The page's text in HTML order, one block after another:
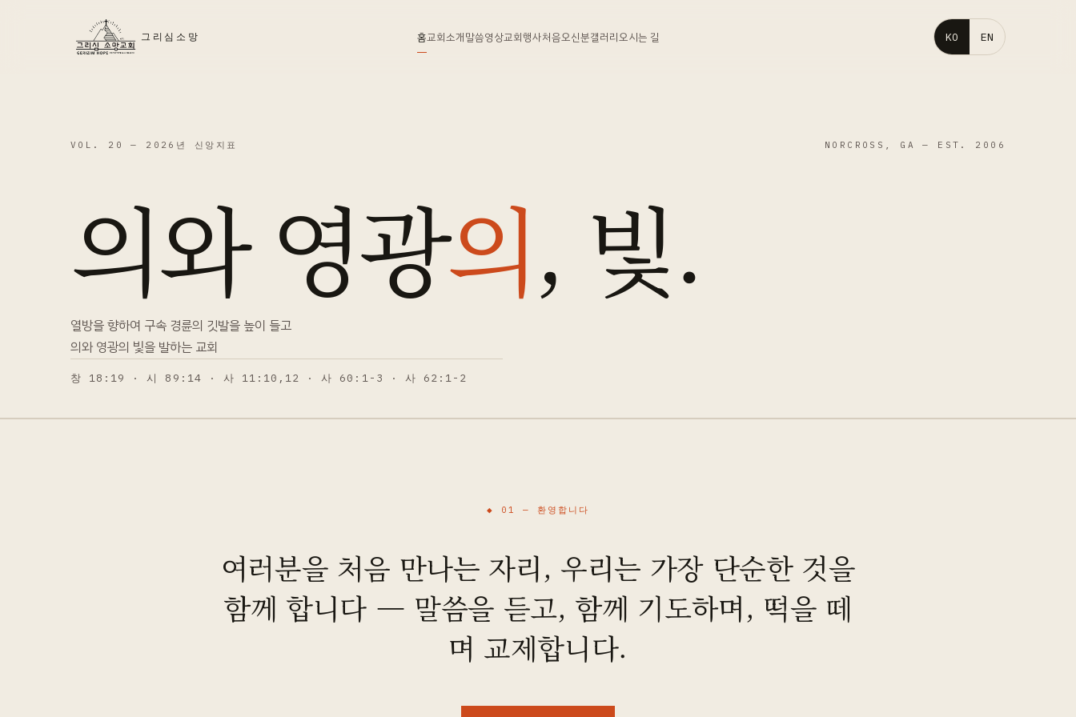
그리심소망 홈교회소개말씀영상교회행사처음오신분갤러리오시는 길 KO EN
VOL. 20 — 2026년 신앙지표 NORCROSS, GA — EST. 2006
의와 영광의, 빛.
열방을 향하여 구속 경륜의 깃발을 높이 들고
의와 영광의 빛을 발하는 교회
창 18:19 · 시 89:14 · 사 11:10,12 · 사 60:1-3 · 사 62:1-2
◆ 01 — 환영합니다
여러분을 처음 만나는 자리, 우리는 가장 단순한 것을
함께 합니다 — 말씀을 듣고, 함께 기도하며, 떡을 떼
며 교제합니다.